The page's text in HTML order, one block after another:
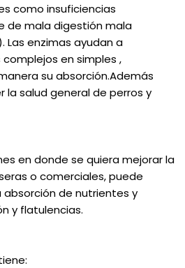
como insuficiencias
de mala digestión mala
Las enzimas ayudan a
en simples ,
su absorción.Además
la salud general de perros y
en donde se quiera mejorar la
o comerciales, puede
de nutrientes y
y flatulencias.